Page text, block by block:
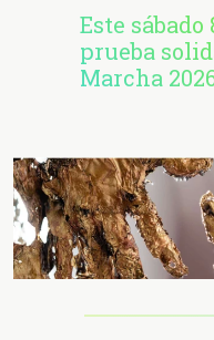
Este
prueba
Marcha